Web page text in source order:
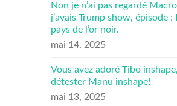
Non je n’ai pas regardé
j’avais Trump show, épisode :
pays de l’or noir.
mai 14, 2025
Vous avez adoré Tibo
détester Manu inshape!
mai 13, 2025